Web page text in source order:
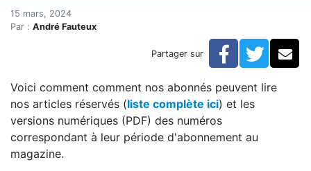
Accueil
Articles
Comment lire vos revues et articles réservés en ligne
Comment lire vos revues et
15 mars, 2024
Par : André Fauteux
Partager sur Facebook
Voici comment comment nos abonnés peuvent lire
nos articles réservés (liste complète ici) et les
versions numériques (PDF) des numéros
correspondant à leur période d'abonnement au
magazine.